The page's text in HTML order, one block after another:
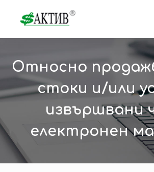
Относно
стоки и/или
извършвани
електронен